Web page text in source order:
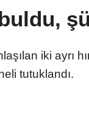
iki ayrı
tutuklandı.